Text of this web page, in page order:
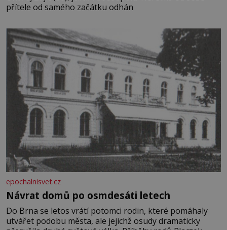
přítele od samého začátku odhán
epochalnisvet.cz
Návrat domů po osmdesáti letech
Do Brna se letos vrátí potomci rodin, které pomáhaly
utvářet podobu města, ale jejichž osudy dramaticky